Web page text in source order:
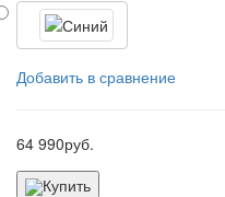
Добавить в сравнение
64 990руб.
Купить